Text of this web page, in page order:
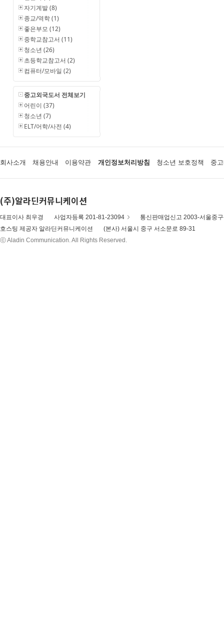
자기계발 (8)
종교/역학 (1)
좋은부모 (12)
중학교참고서 (11)
청소년 (26)
초등학교참고서 (2)
컴퓨터/모바일 (2)
중고외국도서 전체보기
어린이 (37)
청소년 (7)
ELT/어학/사전 (4)
회사소개 채용안내 이용약관 개인정보처리방침 청소년 보호정책 중
(주)알라딘커뮤니케이션
대표이사 최우경 사업자등록 201-81-23094
통신판매업신고 2003-서울중
호스팅 제공자 알라딘커뮤니케이션
(본사) 서울시 중구 서소문로 89-31
ⓒ Aladin Communication. All Rights Reserved.